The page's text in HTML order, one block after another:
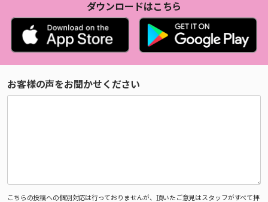
ダウンロードはこちら
お客様の声をお聞かせください
こちらの投稿への個別対応は行っておりませんが、頂いたご意見はスタッフがすべて拝